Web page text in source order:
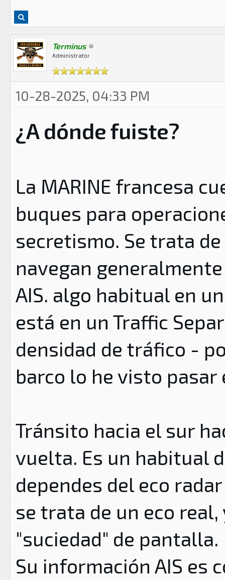
Terminus
Administrator
10-28-2025, 04:33 PM
¿A dónde fuiste?
La MARINE francesa
buques para
secretismo. Se trata
navegan
AIS. algo habitual en
está en un Traffic
densidad de tráfico -
barco lo he visto pasar
Tránsito hacia el sur
vuelta. Es un habitual
dependes del eco
se trata de un eco
"suciedad" de pantalla.
Su información AIS es